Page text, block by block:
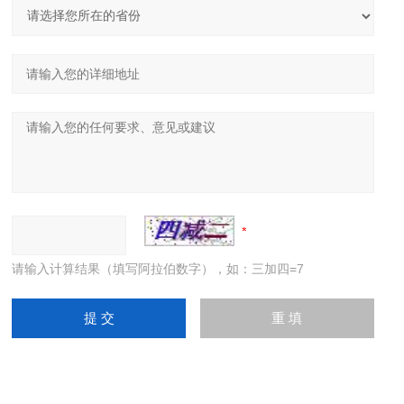
请输入计算结果（填写阿拉伯数字），如：三加四=7